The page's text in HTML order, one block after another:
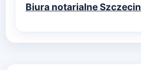
Biura notarialne Szczecin